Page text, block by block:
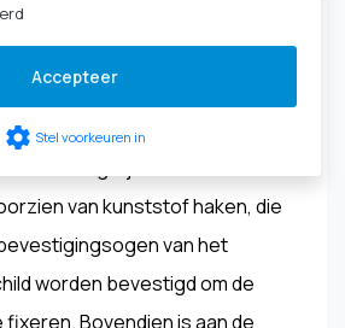
34 - 54 cm - 32305
van kunststof haken, die
van het
worden bevestigd om de
Bovendien is aan de
Accepteer
settings Stel voorkeuren in